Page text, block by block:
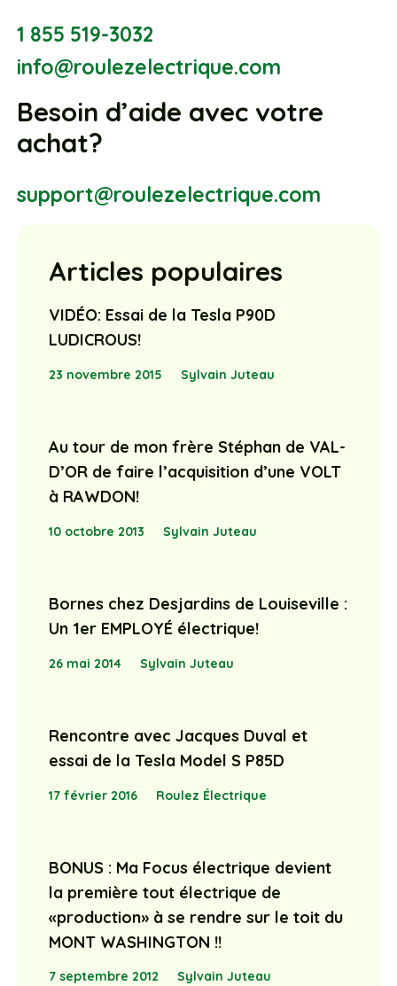
1 855 519-3032
info@roulezelectrique.com
Besoin d’aide avec votre
achat?
support@roulezelectrique.com
Articles populaires
VIDÉO: Essai de la Tesla P90D
LUDICROUS!
23 novembre 2015 Sylvain Juteau
Au tour de mon frère Stéphan de VAL-
D’OR de faire l’acquisition d’une VOLT
à RAWDON!
10 octobre 2013 Sylvain Juteau
Bornes chez Desjardins de Louiseville :
Un 1er EMPLOYÉ électrique!
26 mai 2014 Sylvain Juteau
Rencontre avec Jacques Duval et
essai de la Tesla Model S P85D
17 février 2016 Roulez Électrique
BONUS : Ma Focus électrique devient
la première tout électrique de
«production» à se rendre sur le toit du
MONT WASHINGTON !!
7 septembre 2012 Sylvain Juteau